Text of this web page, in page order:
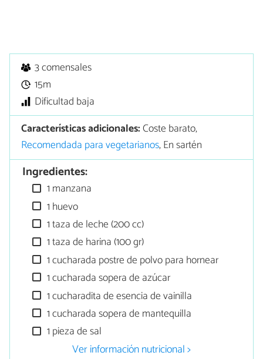
3 comensales
15m
Dificultad baja
Características adicionales:Coste barato,
Recomendada para vegetarianos, En sartén
Ingredientes:
1 manzana
1 huevo
1 taza de leche (200 cc)
1 taza de harina (100 gr)
1 cucharada postre de polvo para hornear
1 cucharada sopera de azúcar
1 cucharadita de esencia de vainilla
1 cucharada sopera de mantequilla
1 pieza de sal
Ver información nutricional >